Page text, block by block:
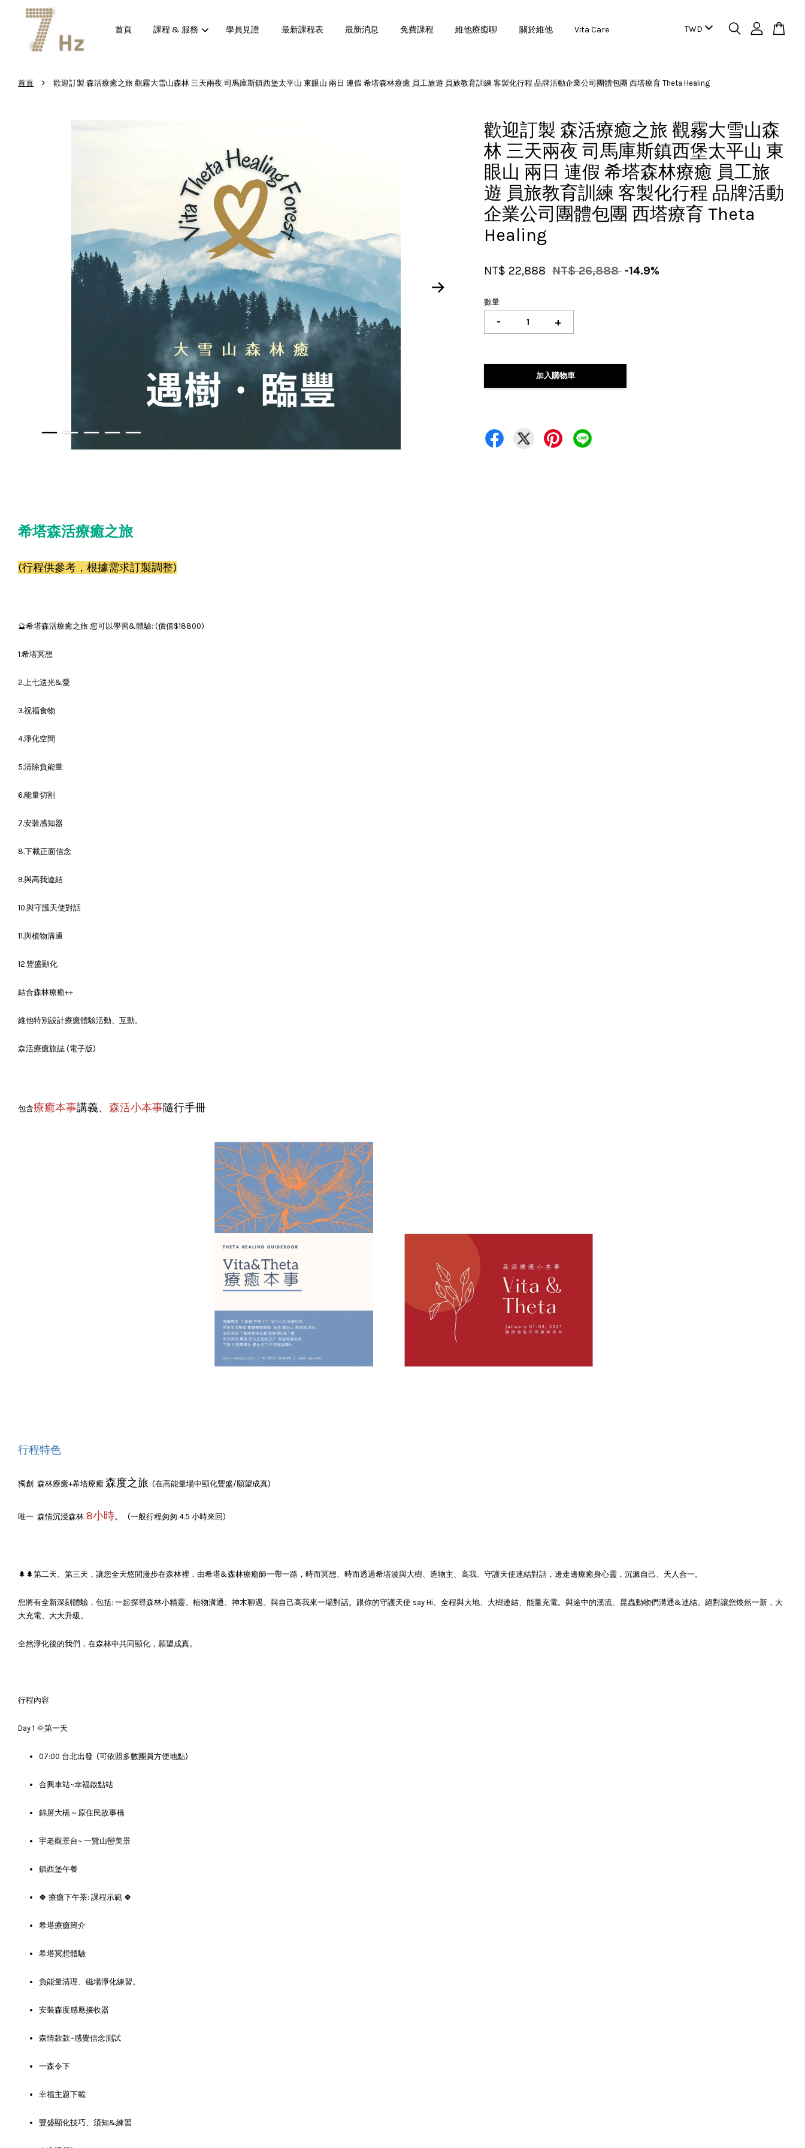
首頁 課程 & 服務 學員見證 最新課程表 最新消息 免費課程 維他療癒聊 關於維他 Vita Care
首頁 › 歡迎訂製 森活療癒之旅 觀霧大雪山森林 三天兩夜 司馬庫斯鎮西堡太平山 東眼山 兩日 連假 希塔森林療癒 員工旅遊 員旅教育訓練 客製化行程 品牌活動企業公司團體包團 西塔療育 Theta Healing
歡迎訂製 森活療癒之旅 觀霧大雪山森
林 三天兩夜 司馬庫斯鎮西堡太平山 東
眼山 兩日 連假 希塔森林療癒 員工旅
遊 員旅教育訓練 客製化行程 品牌活動
企業公司團體包團 西塔療育 Theta
Healing
NT$ 22,888 NT$ 26,888 -14.9%
數量
- +
加入購物車
希塔森活療癒之旅
(行程供參考，根據需求訂製調整)
🔮希塔森活療癒之旅 您可以學習&體驗: (價值$18800)
1.希塔冥想
2.上七送光&愛
3.祝福食物
4.淨化空間
5.清除負能量
6.能量切割
7.安裝感知器
8.下載正面信念
9.與高我連結
10.與守護天使對話
11.與植物溝通
12.豐盛顯化
結合森林療癒++
維他特別設計療癒體驗活動、互動。
森活療癒旅誌 (電子版)
包含療癒本事講義、 森活小本事隨行手冊
行程特色
獨創 森林療癒+希塔療癒 森度之旅 (在高能量場中顯化豐盛/願望成真)
唯一 森情沉浸森林 8小時。 (一般行程匆匆 4.5 小時來回)
🌲🌲第二天、第三天，讓您全天悠閒漫步在森林裡，由希塔&森林療癒師一帶一路，時而冥想、時而透過希塔波與大樹、造物主、高我、守護天使連結對話，邊走邊療癒身心靈，沉澱自己、天人合一。
您將有全新深刻體驗，包括: 一起探尋森林小精靈。植物溝通、神木聊遇。與自己高我來一場對話。跟你的守護天使 say Hi。全程與大地、大樹連結、能量充電。與途中的溪流、昆蟲動物們溝通&連結。絕對讓您煥然一新，大
大充電、大大升級。
全然淨化後的我們，在森林中共同顯化，願望成真。
行程內容
Day 1 🌞第一天
07:00 台北出發 (可依照多數團員方便地點)
合興車站~幸福啟點站
錦屏大橋～原住民故事橋
宇老觀景台~ 一覽山巒美景
鎮西堡午餐
🍀 療癒下午茶: 課程示範 🍀
希塔療癒簡介
希塔冥想體驗
負能量清理、磁場淨化練習。
安裝森度感應接收器
森情款款~感覺信念測試
一森令下
幸福主題下載
豐盛顯化技巧、須知&練習